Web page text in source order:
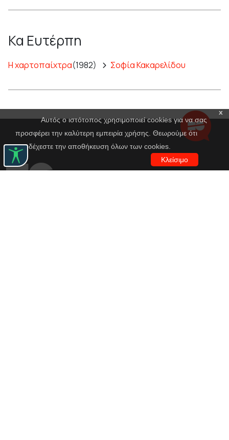
Κα Ευτέρπη
Η χαρτοπαίχτρα(1982) Σοφία Κακαρελίδου
x
Αυτός ο ιστότοπος χρησιμοποιεί cookies για να σας
προσφέρει την καλύτερη εμπειρία χρήσης. Θεωρούμε ότι
αποδέχεστε την αποθήκευση όλων των cookies.
Κλείσιμο